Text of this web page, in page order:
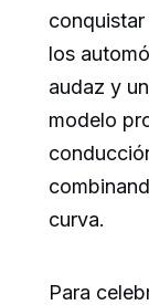
los
audaz y
modelo
curva.
Para